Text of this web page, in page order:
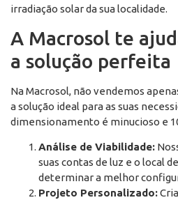
irradiação solar da sua localidade.
A Macrosol te
a solução perfeita
Na Macrosol, não vendemos
a solução ideal para as suas
dimensionamento é minucioso e
Análise de Viabilidade:
suas contas de luz e o local
determinar a melhor
Projeto Personalizado: